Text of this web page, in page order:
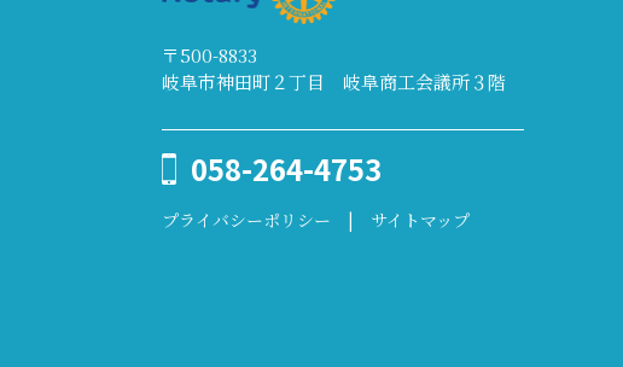
〒500-8833
岐阜市神田町２丁目 岐阜商工会議所３階
058-264-4753
プライバシーポリシー | サイトマップ